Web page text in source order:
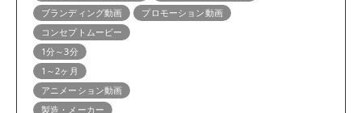
ブランディング動画
プロモーション動画
コンセプトムービー
1分～3分
1～2ヶ月
アニメーション動画
製造・メーカー